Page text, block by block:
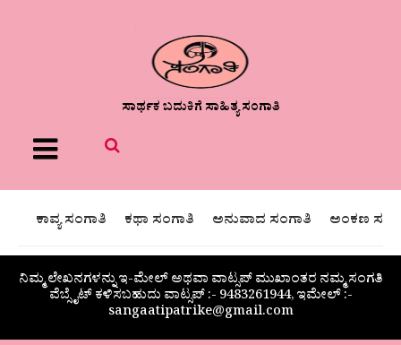
ಸಾರ್ಥಕ ಬದುಕಿಗೆ ಸಾಹಿತ್ಯ ಸಂಗಾತಿ
Menu
ಕಾವ್ಯ ಸಂಗಾತಿ ಕಥಾ ಸಂಗಾತಿ ಅನುವಾದ ಸಂಗಾತಿ ಅಂಕಣ
ನಿಮ್ಮ ಲೇಖನಗಳನ್ನು ಇ-ಮೇಲ್ ಅಥವಾ ವಾಟ್ಸಪ್ ಮುಖಾಂತರ ನಮ್ಮ ಸಂಗತಿ
ವೆಬ್ಸೈಟ್ ಕಳಿಸಬಹುದು ವಾಟ್ಸಪ್‌ :- 9483261944, ಇಮೇಲ್ :-
sangaatipatrike@gmail.com